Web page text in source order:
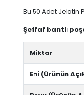
Bu 50 Adet Jelatin
Şeffaf bantlı
Miktar
Eni (Ürünün